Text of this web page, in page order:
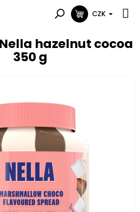
NÁKUPNÍ
CZK
hazelnut cocoa
350 g